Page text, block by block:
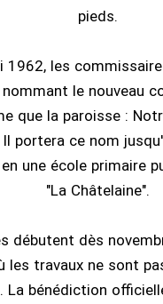
pieds.
1962, les
le nouveau
que la paroisse :
portera ce nom
une école primaire
"La Châtelaine".
débutent dès
les travaux ne sont
La bénédiction